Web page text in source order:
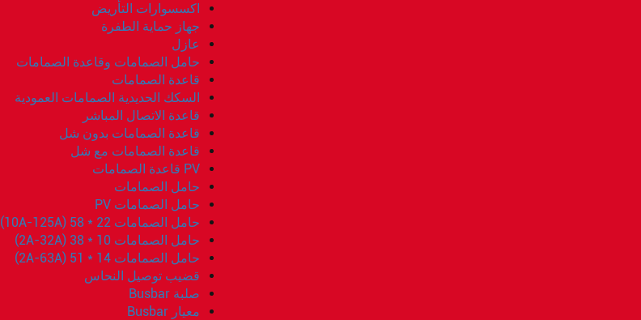
اكسسوارات التأريض
جهاز حماية الطفرة
عازل
حامل الصمامات وقاعدة الصمامات
قاعدة الصمامات
السكك الحديدية الصمامات العمودية
قاعدة الاتصال المباشر
قاعدة الصمامات بدون شل
قاعدة الصمامات مع شل
PV قاعدة الصمامات
حامل الصمامات
حامل الصمامات PV
حامل الصمامات 22 * 58 (10A-125A)
حامل الصمامات 10 * 38 (2A-32A)
حامل الصمامات 14 * 51 (2A-63A)
قضيب توصيل النحاس
صلبة Busbar
معيار Busbar